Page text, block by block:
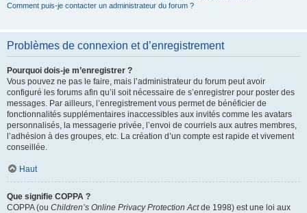
Comment puis-je contacter un administrateur du forum ?
Problèmes de connexion et d’enregistrement
Pourquoi dois-je m’enregistrer ?
Vous pouvez ne pas le faire, mais l’administrateur du forum peut avoir
configuré les forums afin qu’il soit nécessaire de s’enregistrer pour poster des
messages. Par ailleurs, l’enregistrement vous permet de bénéficier de
fonctionnalités supplémentaires inaccessibles aux invités comme les avatars
personnalisés, la messagerie privée, l’envoi de courriels aux autres membres,
l’adhésion à des groupes, etc. La création d’un compte est rapide et vivement
conseillée.
Haut
Que signifie COPPA ?
COPPA (ou Children’s Online Privacy Protection Actde 1998) est une loi aux